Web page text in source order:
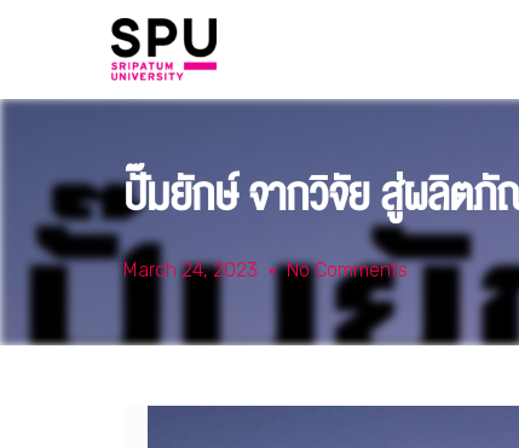
ปั๊มยักษ์ จากวิจัย สู่ผลิต
March 24, 2023 No Comments